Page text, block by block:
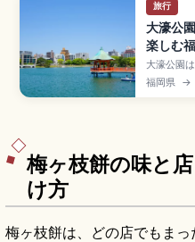
旅行
大濠公
楽しむ
大濠公園
に中国の
岡城外堀
福岡県 →
梅ヶ枝餅の味と
け方
梅ヶ枝餅は、どの店でもま